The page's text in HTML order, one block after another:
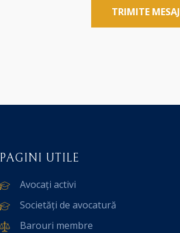
TRIMITE MESAJ
PAGINI UTILE
Avocați activi
Societăți de avocatură
Barouri membre